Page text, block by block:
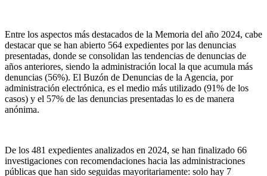
Entre los aspectos más destacados de la Memoria del año 2024, cabe
destacar que se han abierto 564 expedientes por las denuncias
presentadas, donde se consolidan las tendencias de denuncias de
años anteriores, siendo la administración local la que acumula más
denuncias (56%). El Buzón de Denuncias de la Agencia, por
administración electrónica, es el medio más utilizado (91% de los
casos) y el 57% de las denuncias presentadas lo es de manera
anónima.
De los 481 expedientes analizados en 2024, se han finalizado 66
investigaciones con recomendaciones hacia las administraciones
públicas que han sido seguidas mayoritariamente: solo hay 7